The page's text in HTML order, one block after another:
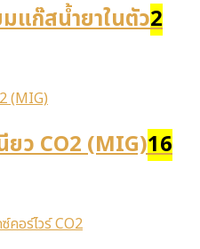
แก๊สน้ำยาในตัว2
ยว CO2 (MIG)16